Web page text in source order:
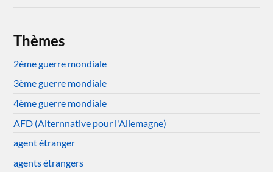
Thèmes
2ème guerre mondiale
3ème guerre mondiale
4ème guerre mondiale
AFD (Alternnative pour l'Allemagne)
agent étranger
agents étrangers